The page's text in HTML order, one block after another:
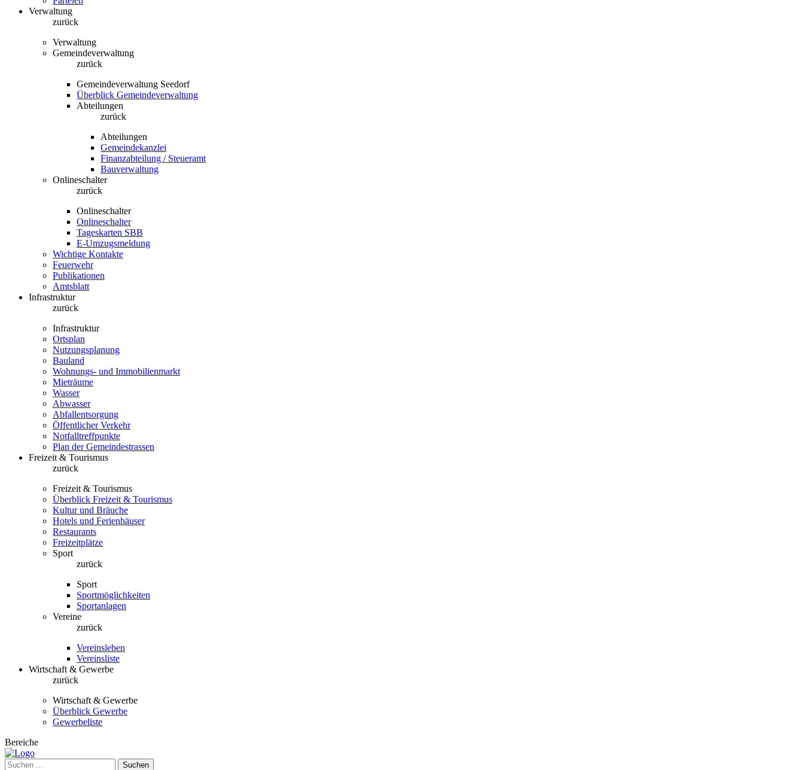
Verwaltung
zurück
Verwaltung
Gemeindeverwaltung
zurück
Gemeindeverwaltung Seedorf
Überblick Gemeindeverwaltung
Abteilungen
zurück
Abteilungen
Gemeindekanzlei
Finanzabteilung / Steueramt
Bauverwaltung
Onlineschalter
zurück
Onlineschalter
Onlineschalter
Tageskarten SBB
E-Umzugsmeldung
Wichtige Kontakte
Feuerwehr
Publikationen
Amtsblatt
Infrastruktur
zurück
Infrastruktur
Ortsplan
Nutzungsplanung
Bauland
Wohnungs- und Immobilienmarkt
Mieträume
Wasser
Abwasser
Abfallentsorgung
Öffentlicher Verkehr
Notfalltreffpunkte
Plan der Gemeindestrassen
Freizeit & Tourismus
zurück
Freizeit & Tourismus
Überblick Freizeit & Tourismus
Kultur und Bräuche
Hotels und Ferienhäuser
Restaurants
Freizeitplätze
Sport
zurück
Sport
Sportmöglichkeiten
Sportanlagen
Vereine
zurück
Vereinsleben
Vereinsliste
Wirtschaft & Gewerbe
zurück
Wirtschaft & Gewerbe
Überblick Gewerbe
Gewerbeliste
Bereiche
Suchen